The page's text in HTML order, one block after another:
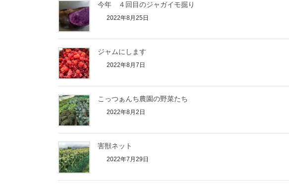
今年 ４回目のジャガイモ掘り
2022年8月25日
ジャムにします
2022年8月7日
こっつぁんち農園の野菜たち
2022年8月2日
害獣ネット
2022年7月29日